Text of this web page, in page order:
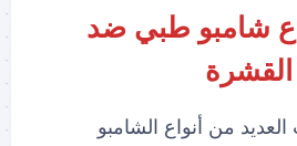
شامبو طبي ضد
القشرة
من أنواع الشامبو